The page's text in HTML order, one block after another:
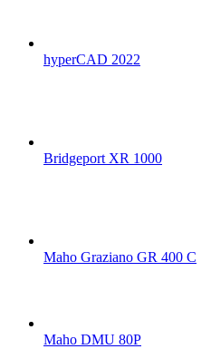
hyperCAD 2022
Bridgeport XR 1000
Maho Graziano GR 400 C
Maho DMU 80P